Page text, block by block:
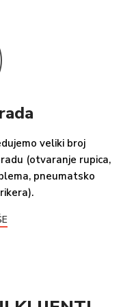
veliki broj
(otvaranje rupica,
pneumatsko